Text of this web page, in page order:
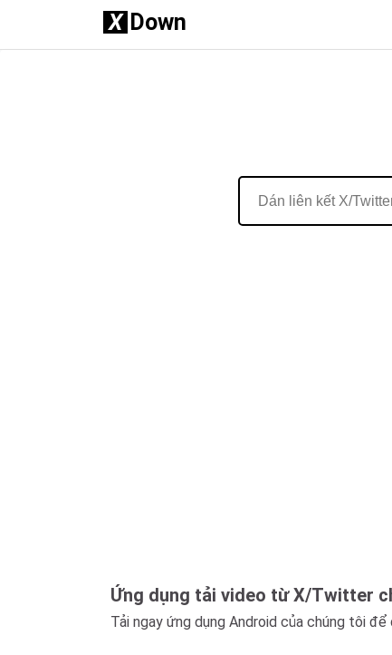
X Down
Ứng dụng tải video từ X/Twitter
Tải ngay ứng dụng Android của chúng tôi